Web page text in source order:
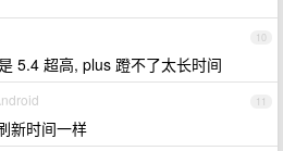
10
5.4 超高, plus 蹬不了太长时间
11
新时间一样